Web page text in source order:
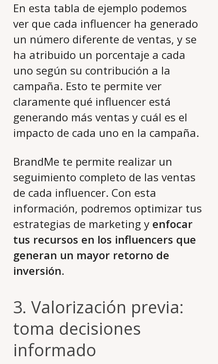
En esta tabla de ejemplo podemos
ver que cada influencer ha generado
un número diferente de ventas, y se
ha atribuido un porcentaje a cada
uno según su contribución a la
campaña. Esto te permite ver
claramente qué influencer está
generando más ventas y cuál es el
impacto de cada uno en la campaña.
BrandMe te permite realizar un
seguimiento completo de las ventas
de cada influencer. Con esta
información, podremos optimizar tus
estrategias de marketing y enfocar
tus recursos en los influencers que
generan un mayor retorno de
inversión.
3. Valorización previa:
toma decisiones
informado